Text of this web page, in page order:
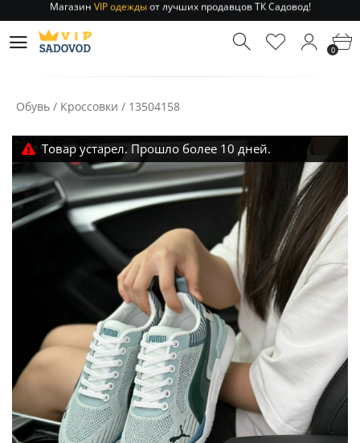
Отправление заказа 1-3 дняпо РФ и МСК!
Магазин
от лучших продавцов ТК Садовод!
Отправление заказа 1-3 дня по РФ и МСК! 0
Обувь / Кроссовки / 13504158
Товар устарел. Прошло более 10 дней.